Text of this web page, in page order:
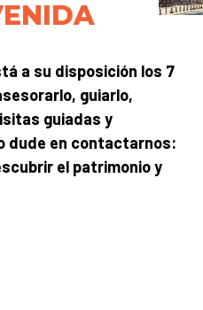
a su disposición los 7
guiarlo,
guiadas y
dude en contactarnos:
el patrimonio y